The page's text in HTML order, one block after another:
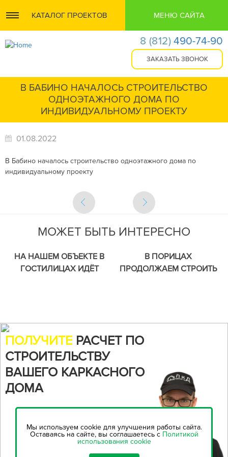
КАТАЛОГ ПРОЕКТОВ МЕНЮ САЙТА
8 (812) 490-74-90
В БАБИНО НАЧАЛОСЬ СТРОИТЕЛЬСТВО
ОДНОЭТАЖНОГО ДОМА ПО
ИНДИВИДУАЛЬНОМУ ПРОЕКТУ
01.08.2022
В Бабино началось строительство одноэтажного дома по
индивидуальному проекту
МОЖЕТ БЫТЬ ИНТЕРЕСНО
НА НАШЕМ ОБЪЕКТЕ В
ГОСТИЛИЦАХ ИДЁТ
В ПОРИЦАХ
ПРОДОЛЖАЕМ СТРОИТЬ
ПОЛУЧИТЕ РАСЧЕТ ПО
СТРОИТЕЛЬСТВУ
ВАШЕГО КАРКАСНОГО
ДОМА
Воспользуйтесь нашим
онлайн-калькулятором,
рассчитать стоимость
Мы используем cookie для улучшения работы сайта.
Оставаясь на сайте, вы соглашаетесь с Политикой
использования cookie